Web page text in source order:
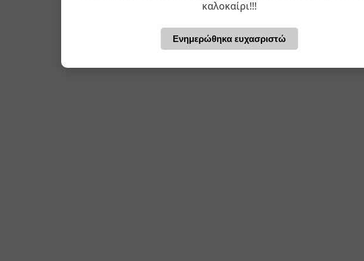
καλοκαίρι!!!
Ενημερώθηκα ευχασριστώ